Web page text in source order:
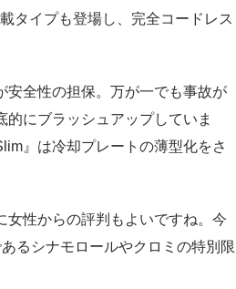
タイプも登場し、完全コードレス
安全性の担保。万が一でも事故が
にブラッシュアップしていま
』は冷却プレートの薄型化をさ
性からの評判もよいですね。今
るシナモロールやクロミの特別限